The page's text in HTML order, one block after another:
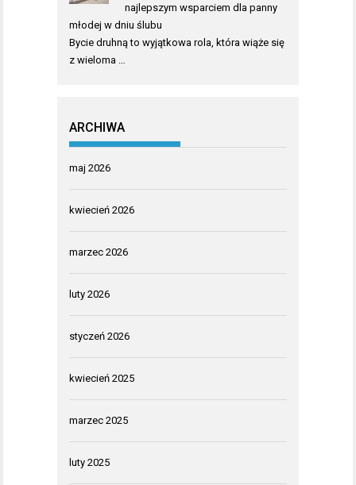
najlepszym wsparciem dla panny
młodej w dniu ślubu
Bycie druhną to wyjątkowa rola, która wiąże się
z wieloma …
ARCHIWA
maj 2026
kwiecień 2026
marzec 2026
luty 2026
styczeń 2026
kwiecień 2025
marzec 2025
luty 2025